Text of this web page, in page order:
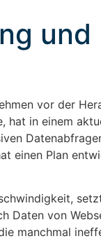
und
vor der
hat in einem
einen Plan
Daten von
manchmal